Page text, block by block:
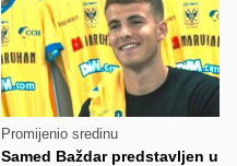
Promijenio sredinu
Samed Baždar predstavljen u